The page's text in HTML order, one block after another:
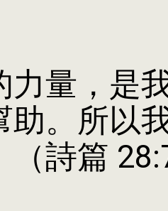
力量，是
助。所以
詩篇